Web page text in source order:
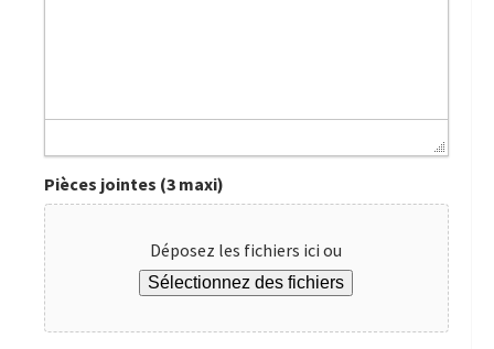
Pièces jointes (3 maxi)
Déposez les fichiers ici ou
Sélectionnez des fichiers